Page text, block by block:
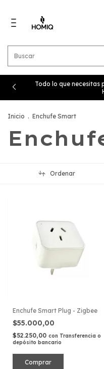
Todo lo que necesitas
Inicio . Enchufe Smart
Ordenar
Enchufe Smart Plug - Zigbee
$55.000,00
$52.250,00 con Transferencia o
depósito bancario